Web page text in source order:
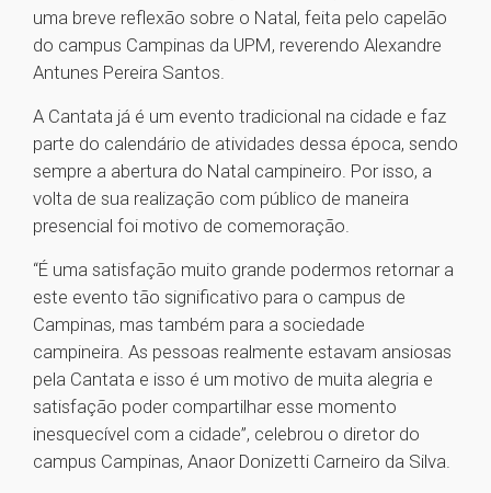
uma breve reflexão sobre o Natal, feita pelo capelão
do campus Campinas da UPM, reverendo Alexandre
Antunes Pereira Santos.
A Cantata já é um evento tradicional na cidade e faz
parte do calendário de atividades dessa época, sendo
sempre a abertura do Natal campineiro. Por isso, a
volta de sua realização com público de maneira
presencial foi motivo de comemoração.
“É uma satisfação muito grande podermos retornar a
este evento tão significativo para o campus de
Campinas, mas também para a sociedade
campineira. As pessoas realmente estavam ansiosas
pela Cantata e isso é um motivo de muita alegria e
satisfação poder compartilhar esse momento
inesquecível com a cidade”, celebrou o diretor do
campus Campinas, Anaor Donizetti Carneiro da Silva.